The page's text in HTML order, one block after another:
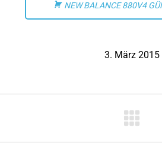
NEW BALANCE 880V4
3. März 2015